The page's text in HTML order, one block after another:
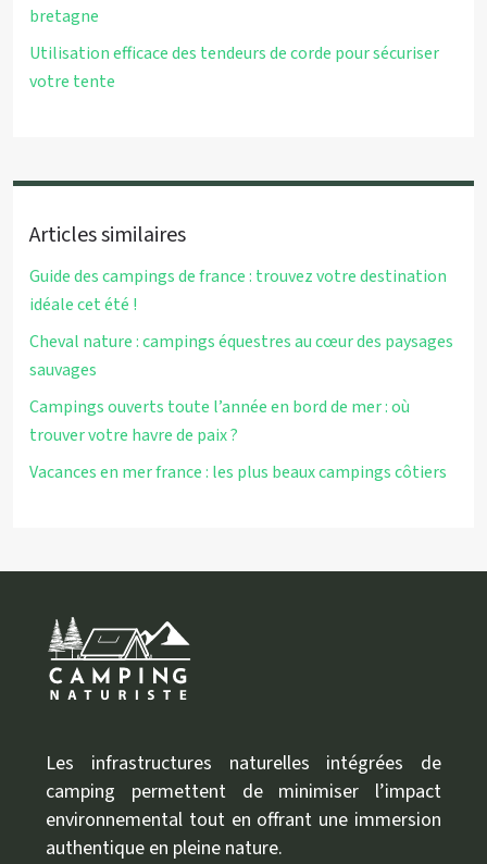
bretagne
Utilisation efficace des tendeurs de corde pour sécuriser
votre tente
Articles similaires
Guide des campings de france : trouvez votre destination
idéale cet été !
Cheval nature : campings équestres au cœur des paysages
sauvages
Campings ouverts toute l’année en bord de mer : où
trouver votre havre de paix ?
Vacances en mer france : les plus beaux campings côtiers
Les infrastructures naturelles intégrées de
camping permettent de minimiser l’impact
environnemental tout en offrant une immersion
authentique en pleine nature.